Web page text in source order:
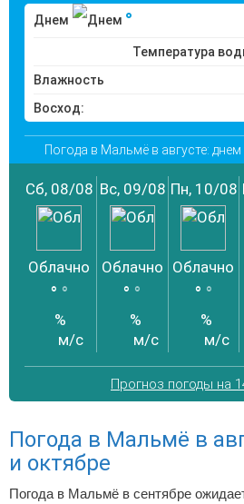
Днем °
Температура
Влажность
Восход:
Погода в Мальмё в августе:
Сб, 08/08
Облачно
° °
%
м/с
Вс, 09/08
Облачно
° °
%
м/с
Пн, 10/08
Облачно
° °
%
м/с
Прогноз погоды на
Погода в Мальмё в
и октябре
Погода в Мальмё в сентябре